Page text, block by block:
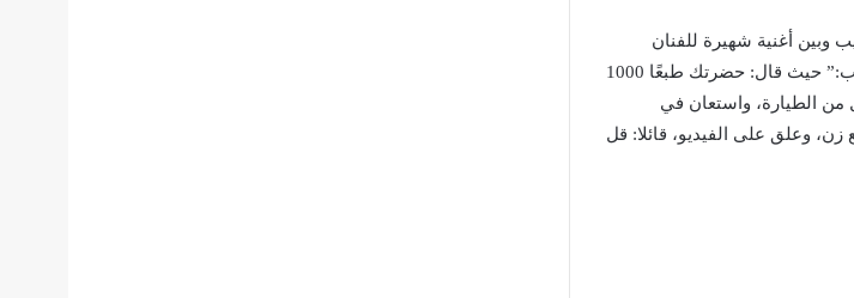
وبين أغنية شهيرة للفنان
الراحل إسماعيل ياسين، معبراً عن استيائه من الهجوم الذي تعرض له، وكان يقول أديب:” حيث قال: حضرتك طبعًا 1000
نازل من الطيارة، واستعان في
زن، وعلق على الفيديو، قائلا: قل